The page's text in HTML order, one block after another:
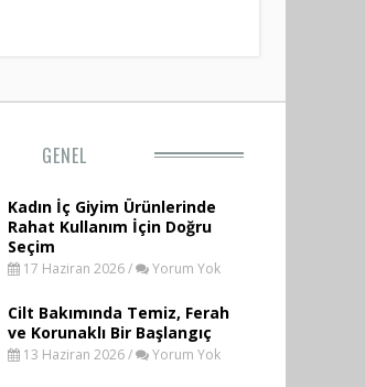
GENEL
Kadın İç Giyim Ürünlerinde
Rahat Kullanım İçin Doğru
Seçim
17 Haziran 2026 / Yorum Yok
Cilt Bakımında Temiz, Ferah
ve Korunaklı Bir Başlangıç
13 Haziran 2026 / Yorum Yok